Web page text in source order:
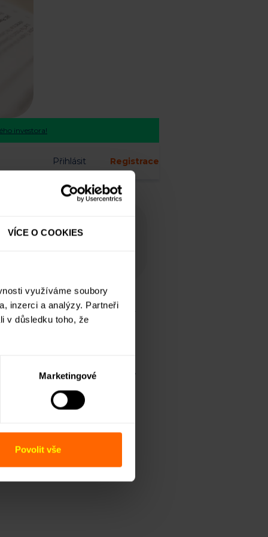
VÍCE O COOKIES
využíváme soubory
inzerci a analýzy. Partneři
v důsledku toho, že
Marketingové
Povolit vše
investora!
Přihlásit Registrace
konkrétní
nemovitost, kterou vidíte v
zástavního práva, a to jako
Bedby, s. r. o.,
případných stávajících
Bedby, s. r. o., coby jediný
na úvěru.